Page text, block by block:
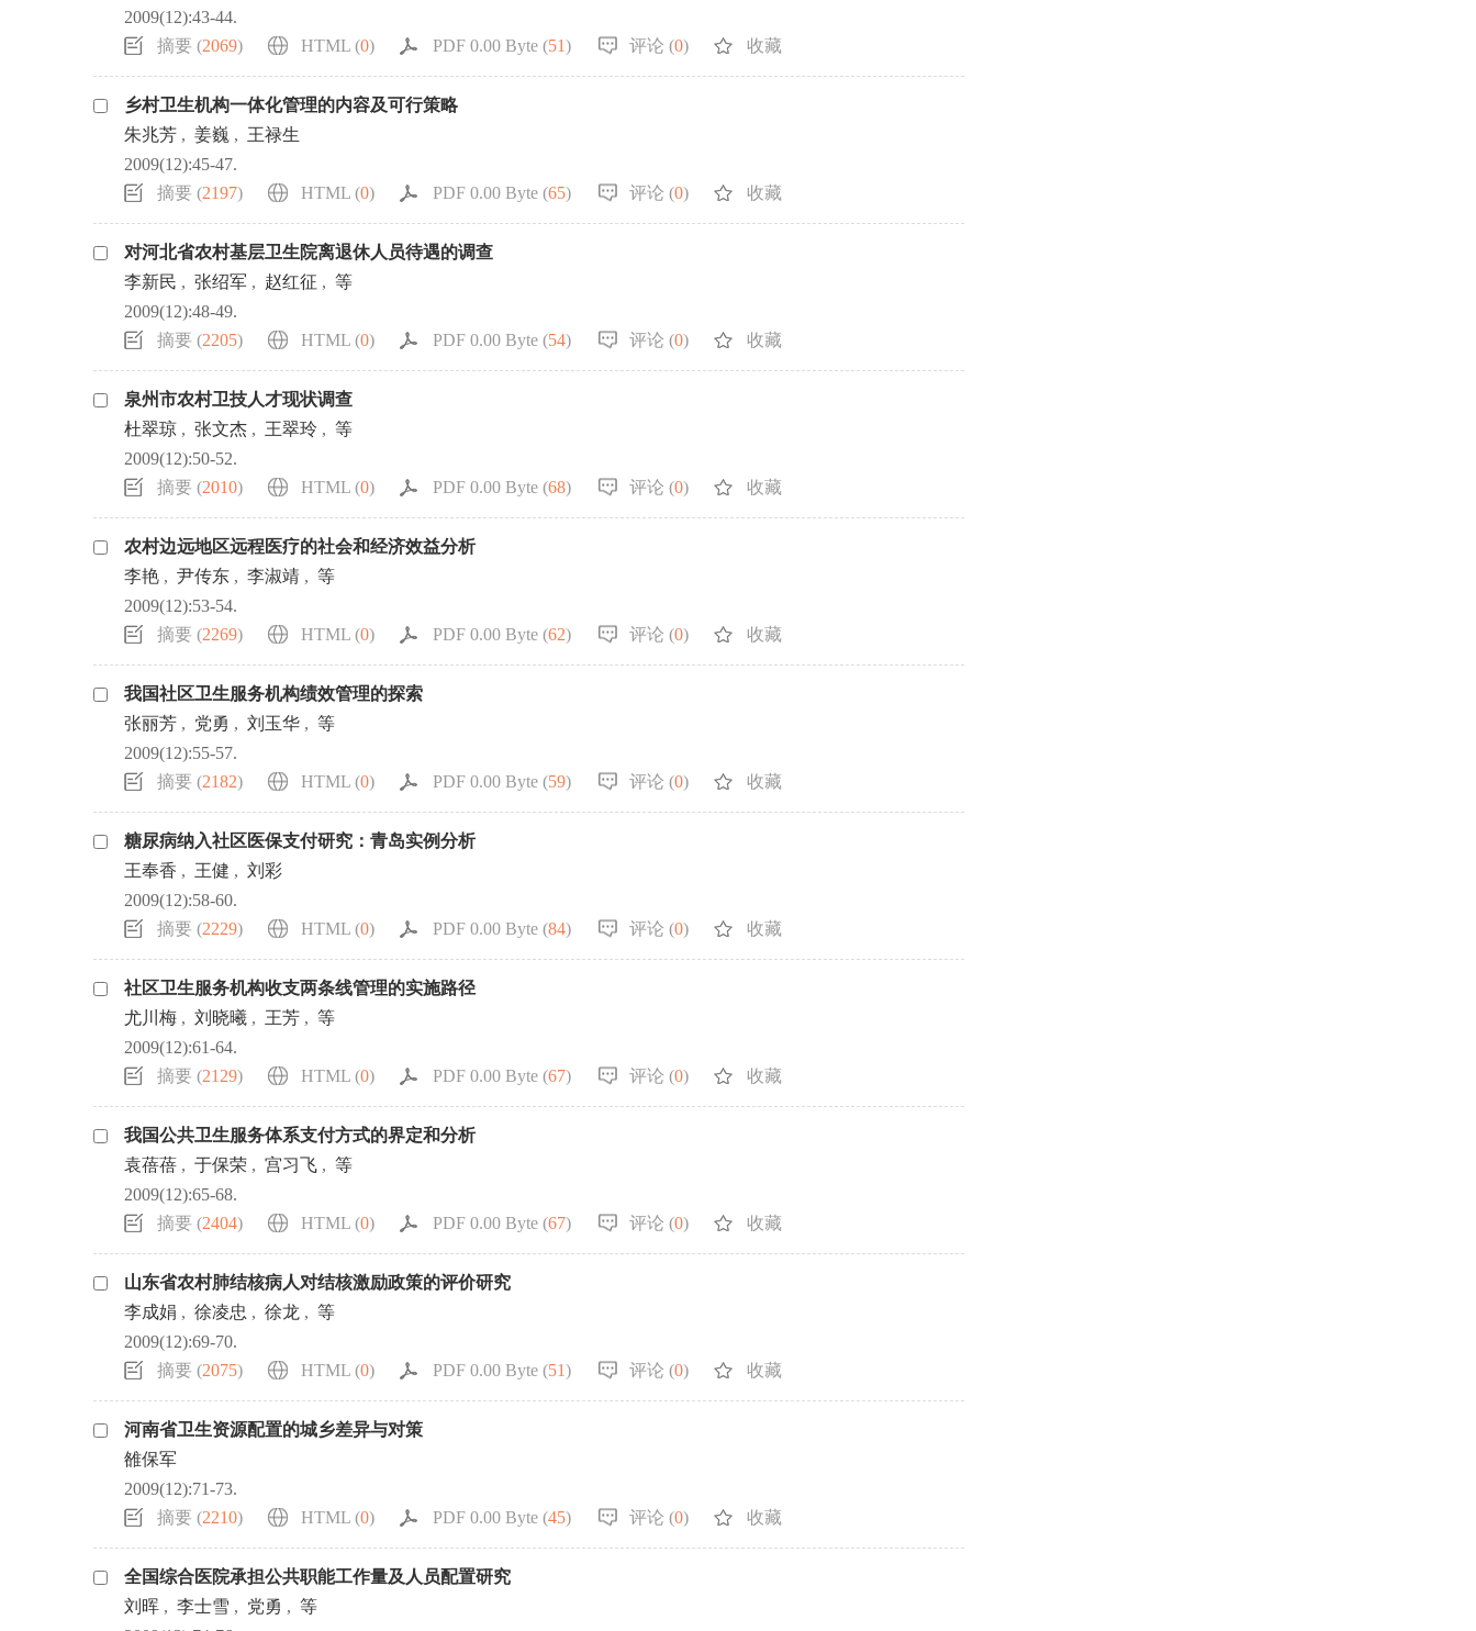
2009(12):43-44.
摘要 (2069) HTML (0) PDF 0.00 Byte (51) 评论 (0) 收藏
乡村卫生机构一体化管理的内容及可行策略
朱兆芳 , 姜巍 , 王禄生
2009(12):45-47.
摘要 (2197) HTML (0) PDF 0.00 Byte (65) 评论 (0) 收藏
对河北省农村基层卫生院离退休人员待遇的调查
李新民 , 张绍军 , 赵红征 , 等
2009(12):48-49.
摘要 (2205) HTML (0) PDF 0.00 Byte (54) 评论 (0) 收藏
泉州市农村卫技人才现状调查
杜翠琼 , 张文杰 , 王翠玲 , 等
2009(12):50-52.
摘要 (2010) HTML (0) PDF 0.00 Byte (68) 评论 (0) 收藏
农村边远地区远程医疗的社会和经济效益分析
李艳 , 尹传东 , 李淑靖 , 等
2009(12):53-54.
摘要 (2269) HTML (0) PDF 0.00 Byte (62) 评论 (0) 收藏
我国社区卫生服务机构绩效管理的探索
张丽芳 , 党勇 , 刘玉华 , 等
2009(12):55-57.
摘要 (2182) HTML (0) PDF 0.00 Byte (59) 评论 (0) 收藏
糖尿病纳入社区医保支付研究：青岛实例分析
王奉香 , 王健 , 刘彩
2009(12):58-60.
摘要 (2229) HTML (0) PDF 0.00 Byte (84) 评论 (0) 收藏
社区卫生服务机构收支两条线管理的实施路径
尤川梅 , 刘晓曦 , 王芳 , 等
2009(12):61-64.
摘要 (2129) HTML (0) PDF 0.00 Byte (67) 评论 (0) 收藏
我国公共卫生服务体系支付方式的界定和分析
袁蓓蓓 , 于保荣 , 宫习飞 , 等
2009(12):65-68.
摘要 (2404) HTML (0) PDF 0.00 Byte (67) 评论 (0) 收藏
山东省农村肺结核病人对结核激励政策的评价研究
李成娟 , 徐凌忠 , 徐龙 , 等
2009(12):69-70.
摘要 (2075) HTML (0) PDF 0.00 Byte (51) 评论 (0) 收藏
河南省卫生资源配置的城乡差异与对策
雒保军
2009(12):71-73.
摘要 (2210) HTML (0) PDF 0.00 Byte (45) 评论 (0) 收藏
全国综合医院承担公共职能工作量及人员配置研究
刘晖 , 李士雪 , 党勇 , 等